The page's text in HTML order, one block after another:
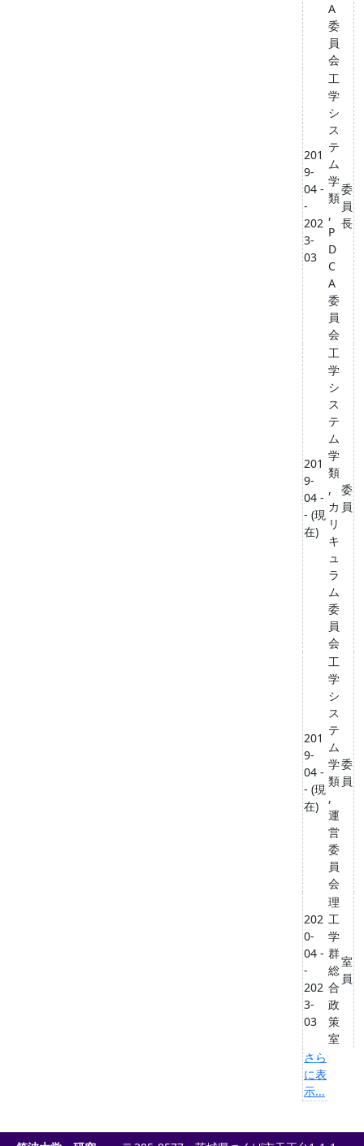
A
委
員
会
201
9-
04 -
-
202
3-
03
工
学
シ
ス
テ
ム
学
類
,
P
D
C
A
委
員
会
委
員
長
201
9-
04 -
- (現
在)
工
学
シ
ス
テ
ム
学
類
,
カ
リ
キ
ュ
ラ
ム
委
員
会
委
員
201
9-
04 -
- (現
在)
工
学
シ
ス
テ
ム
学
類
,
運
営
委
員
会
委
員
202
0-
04 -
-
202
3-
03
理
工
学
群
総
合
政
策
室
室
員
さら
に表
示...